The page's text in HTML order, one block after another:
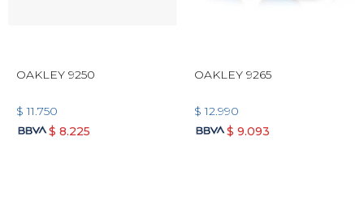
OAKLEY 9250
$ 11.750
$ 8.225
OAKLEY 9265
$ 12.990
$ 9.093